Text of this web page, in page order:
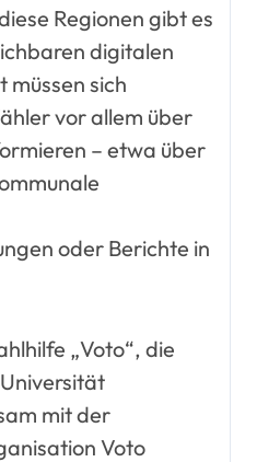
Regionen gibt es
digitalen
sich
vor allem über
– etwa über
oder Berichte in
„Voto“, die
mit der
Voto